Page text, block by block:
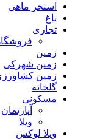
استخر ماهی
باغ
تجاری
زمین
زمین شهرکی
زمین
گلخانه
مسکونی
آپارتمان
ویلا
ویلا لوکس